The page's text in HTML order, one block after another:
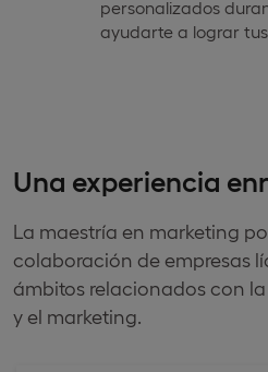
personalizados
ayudarte a lograr
Una experiencia
La maestría en marketing
colaboración de empresas
ámbitos relacionados con
y el marketing.